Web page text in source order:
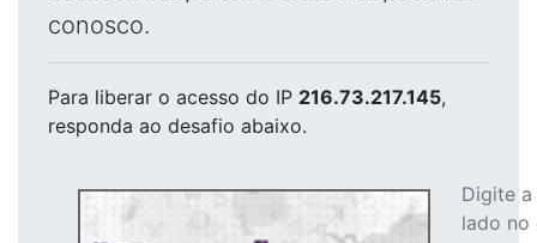
conosco.
Para liberar o acesso do IP 216.73.217.145,
responda ao desafio abaixo.
Digite
lado no